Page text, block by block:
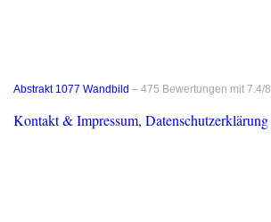
Abstrakt 1077 Wandbild – 475 Bewertungen mit 7.4/8
Kontakt & Impressum, Datenschutzerklärung